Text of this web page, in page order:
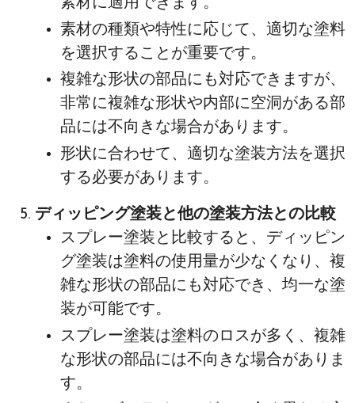
素材に適用できます。
素材の種類や特性に応じて、適切な塗料
を選択することが重要です。
複雑な形状の部品にも対応できますが、
非常に複雑な形状や内部に空洞がある部
品には不向きな場合があります。
形状に合わせて、適切な塗装方法を選択
する必要があります。
ディッピング塗装と他の塗装方法との比較
スプレー塗装と比較すると、ディッピン
グ塗装は塗料の使用量が少なくなり、複
雑な形状の部品にも対応でき、均一な塗
装が可能です。
スプレー塗装は塗料のロスが多く、複雑
な形状の部品には不向きな場合がありま
す。